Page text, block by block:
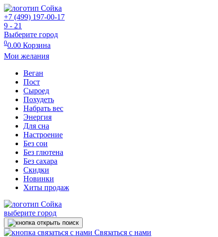
+7 (499) 197-00-17
9 - 21
Выберите город
00.00 Корзина
Мои желания
Веган
Пост
Сыроед
Похудеть
Набрать вес
Энергия
Для сна
Настроение
Без сои
Без глютена
Без сахара
Скидки
Новинки
Хиты продаж
выберите город
Связаться с нами